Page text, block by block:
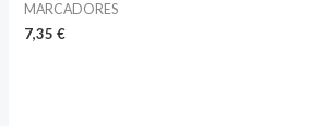
MARCADORES
7,35€